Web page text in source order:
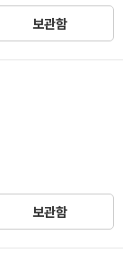
보관함
보관함